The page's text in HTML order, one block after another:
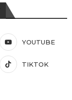
YOUTUBE
TIKTOK